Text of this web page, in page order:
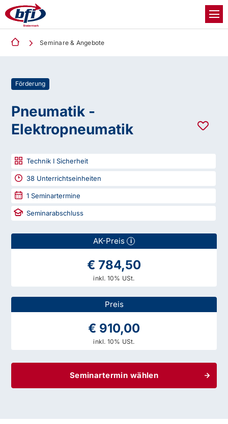
Seminare & Angebote
Förderung
Pneumatik -
Elektropneumatik
Technik I Sicherheit
38 Unterrichtseinheiten
1 Seminartermine
Seminarabschluss
AK-Preis i
€ 784,50
inkl. 10% USt.
Preis
€ 910,00
inkl. 10% USt.
Seminartermin wählen